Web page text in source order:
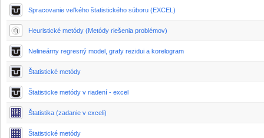
Spracovanie veľkého štatistického súboru (EXCEL)
Heuristické metódy (Metódy riešenia problémov)
Nelineárny regresný model, grafy rezidui a korelogram
Štatistické metódy
Štatisticke metódy v riadení - excel
Štatistika (zadanie v exceli)
Štatistické metódy